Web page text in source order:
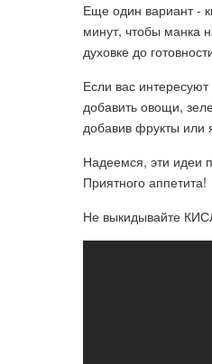
Еще один вариант -
минут, чтобы манка
духовке до
Если вас
добавить овощи,
добавив фрукты или
Надеемся, эти идеи
Приятного аппетита!
Не выкидывайте